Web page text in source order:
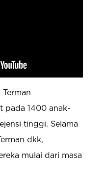
pada 1400 anak-
tinggi. Selama
dkk,
mulai dari masa